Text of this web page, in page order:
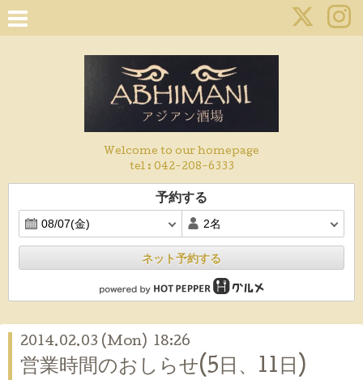
Welcome to our homepage
tel : 042-208-6333
予約する
ネット予約する
2014.02.03 (Mon) 18:26
営業時間のおしらせ(5日、11日)